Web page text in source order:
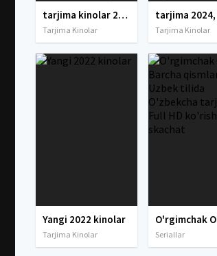
tarjima kinolar 2025, uzbek tarjima kinolar 2025, tarjima kinolar uzbek tilida 2025, tarjima kinolar o zbek 2025, tarjima kinolar o zbek tilida 2025, yangi tarjima kinolar 2025, uzmovi tarjima kinolar 2025, uzmovi com tarjima kinolar 2025, uzbekcha t
Tarjima Kinolar Tarjima Kinolar
Yangi 2022 kinolar
Tarjima Kinolar Seriallar